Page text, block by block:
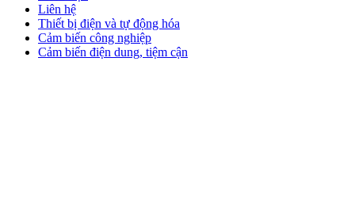
Liên hệ
Thiết bị điện và tự động hóa
Cảm biến công nghiệp
Cảm biến điện dung, tiệm cận